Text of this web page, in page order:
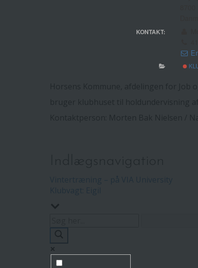
KONTAKT:
Horsens Kommune, afdelingen for Job
bruger klubhuset til holdundervisning